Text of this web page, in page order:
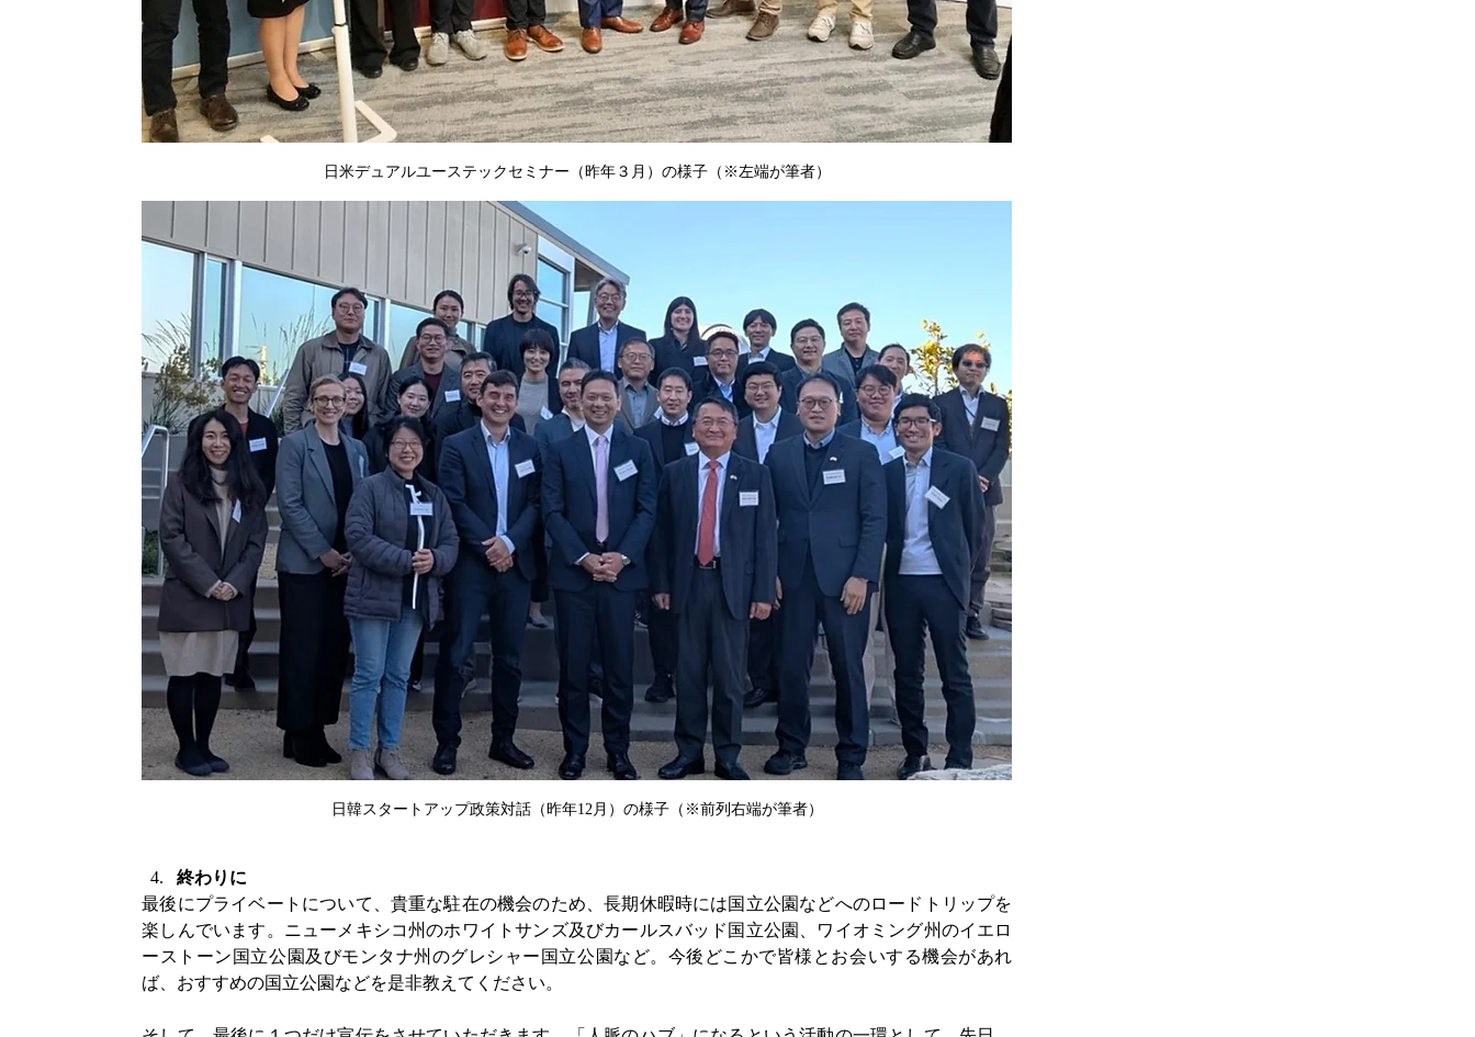
日米デュアルユーステックセミナー（昨年３月）の様子（※左端が筆者）
日韓スタートアップ政策対話（昨年12月）の様子（※前列右端が筆者）
終わりに
最後にプライベートについて、貴重な駐在の機会のため、長期休暇時には国立公園などへのロードトリップを
楽しんでいます。ニューメキシコ州のホワイトサンズ及びカールスバッド国立公園、ワイオミング州のイエロ
ーストーン国立公園及びモンタナ州のグレシャー国立公園など。今後どこかで皆様とお会いする機会があれ
ば、おすすめの国立公園などを是非教えてください。